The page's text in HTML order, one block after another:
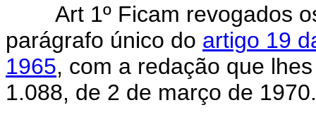
Art 1º Ficam revogados
parágrafo único do artigo 19
1965, com a redação que
1.088, de 2 de março de 1970.